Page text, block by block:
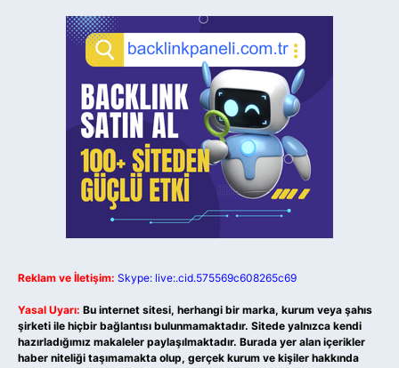
Reklam ve İletişim: Skype: live:.cid.575569c608265c69
Yasal Uyarı: Bu internet sitesi, herhangi bir marka, kurum veya şahıs
şirketi ile hiçbir bağlantısı bulunmamaktadır. Sitede yalnızca kendi
hazırladığımız makaleler paylaşılmaktadır. Burada yer alan içerikler
haber niteliği taşımamakta olup, gerçek kurum ve kişiler hakkında